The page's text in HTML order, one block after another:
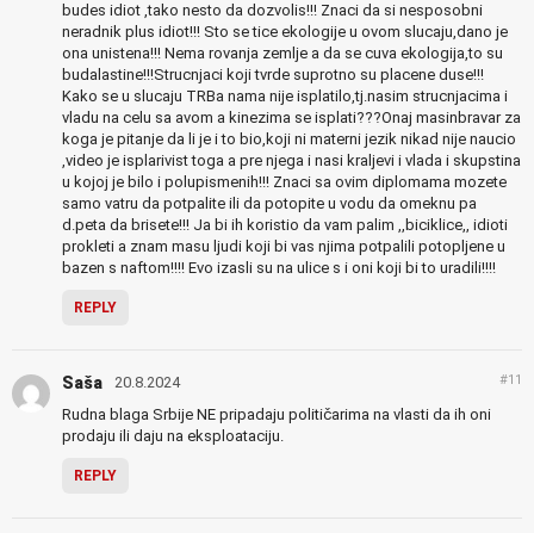
budes idiot ,tako nesto da dozvolis!!! Znaci da si nesposobni
neradnik plus idiot!!! Sto se tice ekologije u ovom slucaju,dano je
ona unistena!!! Nema rovanja zemlje a da se cuva ekologija,to su
budalastine!!!Strucnjaci koji tvrde suprotno su placene duse!!!
Kako se u slucaju TRBa nama nije isplatilo,tj.nasim strucnjacima i
vladu na celu sa avom a kinezima se isplati???Onaj masinbravar za
koga je pitanje da li je i to bio,koji ni materni jezik nikad nije naucio
,video je isplarivist toga a pre njega i nasi kraljevi i vlada i skupstina
u kojoj je bilo i polupismenih!!! Znaci sa ovim diplomama mozete
samo vatru da potpalite ili da potopite u vodu da omeknu pa
d.peta da brisete!!! Ja bi ih koristio da vam palim ,,biciklice,, idioti
prokleti a znam masu ljudi koji bi vas njima potpalili potopljene u
bazen s naftom!!!! Evo izasli su na ulice s i oni koji bi to uradili!!!!
REPLY
Saša 20.8.2024 #11
Rudna blaga Srbije NE pripadaju političarima na vlasti da ih oni
prodaju ili daju na eksploataciju.
REPLY